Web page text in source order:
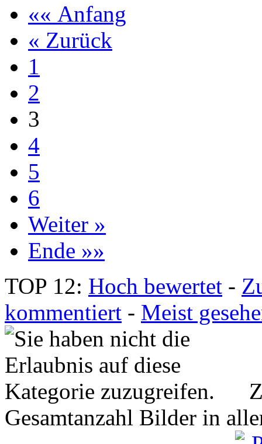
«« Anfang
« Zurück
1
2
3
4
5
6
Weiter »
Ende »»
TOP 12: Hoch bewertet -
kommentiert - Meist
Gesamtanzahl Bilder in